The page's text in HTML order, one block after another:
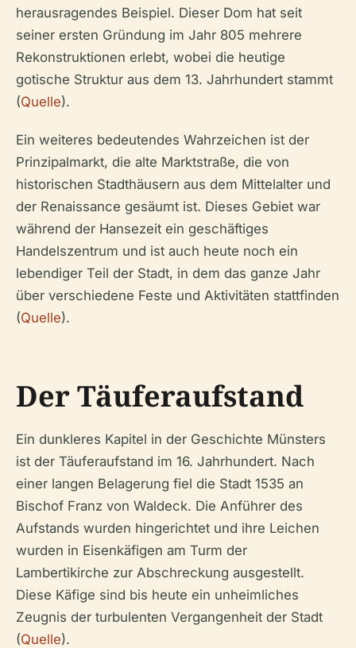
herausragendes Beispiel. Dieser Dom hat seit
seiner ersten Gründung im Jahr 805 mehrere
Rekonstruktionen erlebt, wobei die heutige
gotische Struktur aus dem 13. Jahrhundert stammt
(Quelle).
Ein weiteres bedeutendes Wahrzeichen ist der
Prinzipalmarkt, die alte Marktstraße, die von
historischen Stadthäusern aus dem Mittelalter und
der Renaissance gesäumt ist. Dieses Gebiet war
während der Hansezeit ein geschäftiges
Handelszentrum und ist auch heute noch ein
lebendiger Teil der Stadt, in dem das ganze Jahr
über verschiedene Feste und Aktivitäten stattfinden
(Quelle).
Der Täuferaufstand
Ein dunkleres Kapitel in der Geschichte Münsters
ist der Täuferaufstand im 16. Jahrhundert. Nach
einer langen Belagerung fiel die Stadt 1535 an
Bischof Franz von Waldeck. Die Anführer des
Aufstands wurden hingerichtet und ihre Leichen
wurden in Eisenkäfigen am Turm der
Lambertikirche zur Abschreckung ausgestellt.
Diese Käfige sind bis heute ein unheimliches
Zeugnis der turbulenten Vergangenheit der Stadt
(Quelle).